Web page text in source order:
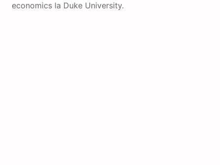
economics la Duke University.